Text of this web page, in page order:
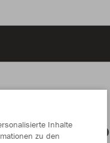
JAKO
Inhalte
zu den